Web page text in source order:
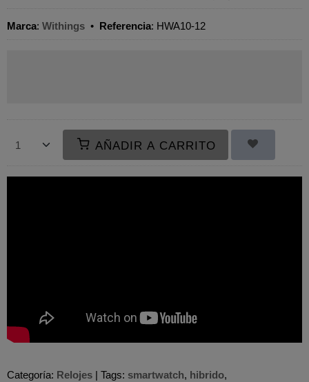
Marca: Withings • Referencia: HWA10-12
AÑADIR A CARRITO
Categoría: Relojes | Tags: smartwatch hibrido